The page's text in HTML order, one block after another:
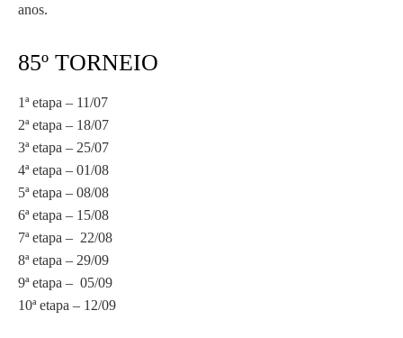
anos.
85º TORNEIO
1ª etapa – 11/07
2ª etapa – 18/07
3ª etapa – 25/07
4ª etapa – 01/08
5ª etapa – 08/08
6ª etapa – 15/08
7ª etapa – 22/08
8ª etapa – 29/09
9ª etapa – 05/09
10ª etapa – 12/09